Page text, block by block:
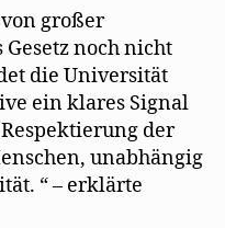
großer
noch nicht
die Universität
ein klares Signal
der
unabhängig
“ – erklärte